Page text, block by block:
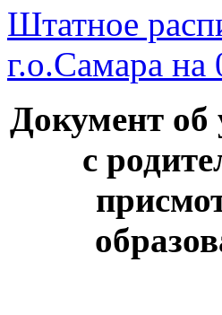
Штатное
г.о.Самара на
Документ об
с